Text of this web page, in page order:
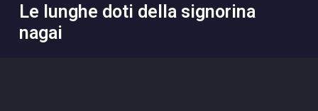
le lunghe doti della signorina
nagai